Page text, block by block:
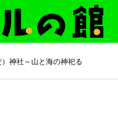
神社～山と海の神祀る